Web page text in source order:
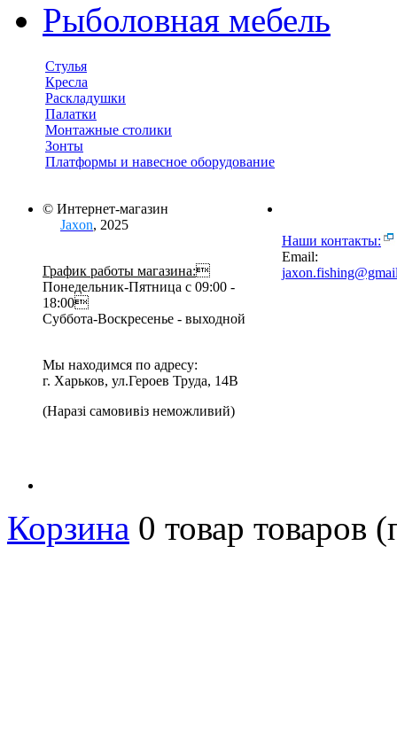
Рыболовная мебель
Стулья
Кресла
Раскладушки
Палатки
Монтажные столики
Зонты
Платформы и навесное оборудование
© Интернет-магазин
Jaxon, 2025
График работы магазина:
Понедельник-Пятница с 09:00 -
18:00
Суббота-Воскресенье - выходной
Мы находимся по адресу:
г. Харьков, ул.Героев Труда, 14В
(Наразі самовивіз неможливий)
Наши контакты:
Email:
Корзина 0 товар товаров